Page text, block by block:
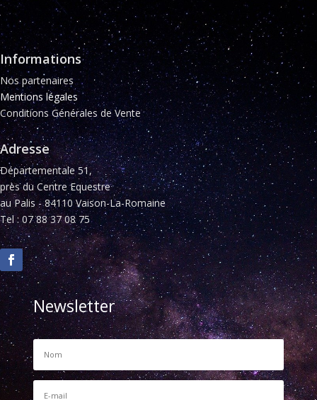
Informations
Nos partenaires
Mentions légales
Conditions Générales de Vente
Adresse
Départementale 51,
près du Centre Equestre
au Palis - 84110 Vaison-La-Romaine
Tel : 07 88 37 08 75
Newsletter